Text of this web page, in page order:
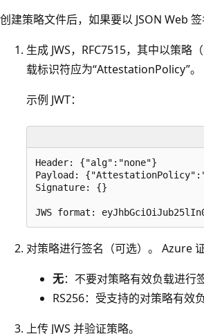
创建策略文件后，如果要以 JSON Web
生成 JWS，RFC7515，其中以策
载标识符应为“AttestationPolicy”。
示例 JWT：
Header: {"alg":"none"}
Payload:
Signature: {}
对策略进行签名（可选）。 Azure
无：不要对策略有效负载进行
RS256：受支持的对策略有效
上传 JWS 并验证策略。